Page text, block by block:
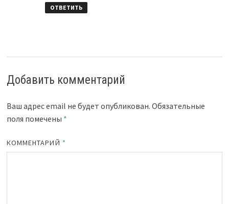
ОТВЕТИТЬ
Добавить комментарий
Ваш адрес email не будет опубликован. Обязательные
поля помечены *
КОММЕНТАРИЙ *